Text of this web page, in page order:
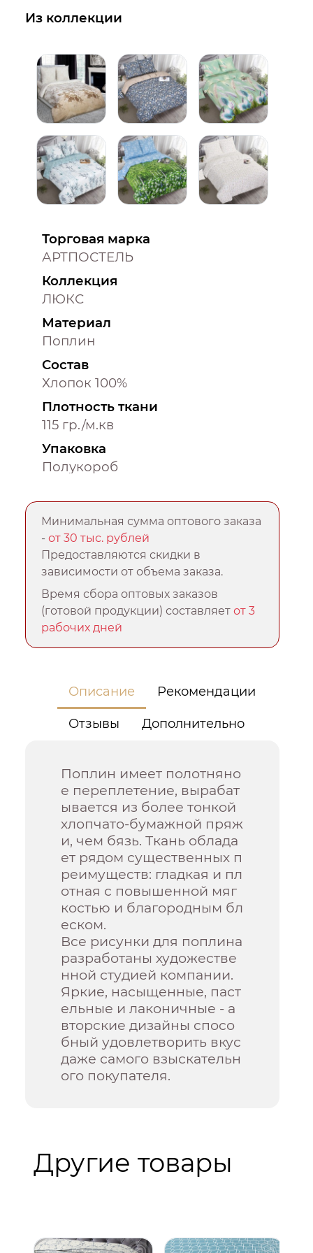
Из коллекции
Торговая марка
АРТПОСТЕЛЬ
Коллекция
ЛЮКС
Материал
Поплин
Состав
Хлопок 100%
Плотность ткани
115 гр./м.кв
Упаковка
Полукороб
Минимальная сумма оптового заказа
-от 30 тыс. рублей
Предоставляются скидки в
зависимости от объема заказа.
Время сбора оптовых заказов
(готовой продукции) составляетот 3
рабочих дней
Описание Рекомендации
Отзывы Дополнительно
Поплин имеет полотняно
е переплетение, вырабат
ывается из более тонкой
хлопчато-бумажной пряж
и, чем бязь. Ткань облада
ет рядом существенных п
реимуществ: гладкая и пл
отная с повышенной мяг
костью и благородным бл
еском.
Все рисунки для поплина
разработаны художестве
нной студией компании.
Яркие, насыщенные, паст
ельные и лаконичные - а
вторские дизайны спосо
бный удовлетворить вкус
даже самого взыскательн
ого покупателя.
Другие товары